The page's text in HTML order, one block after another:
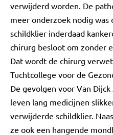
verwijderd worden. De
meer onderzoek nodig
schildklier inderdaad
chirurg besloot om zonder
Dat wordt de chirurg
Tuchtcollege voor de
De gevolgen voor Van
leven lang medicijnen
verwijderde schildklier.
ze ook een hangende